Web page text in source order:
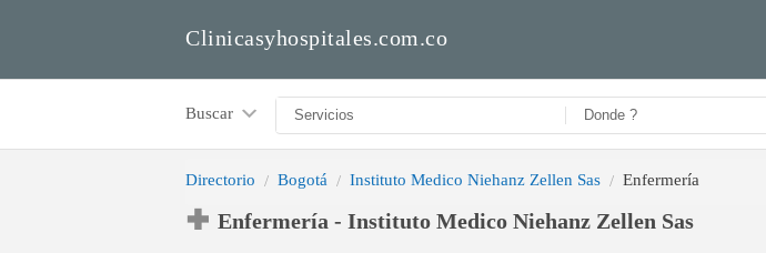
Clinicasyhospitales.com.co
Buscar
Directorio Bogotá Instituto Medico Niehanz Zellen Sas Enfermería
Enfermería - Instituto Medico Niehanz Zellen Sas